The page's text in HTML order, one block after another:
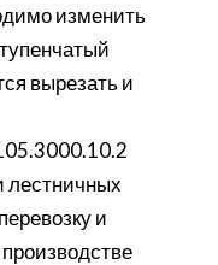
изменить
вырезать и
лестничных
и